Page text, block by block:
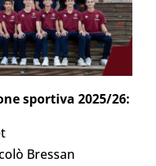
sportiva 2025/26:
Bressan